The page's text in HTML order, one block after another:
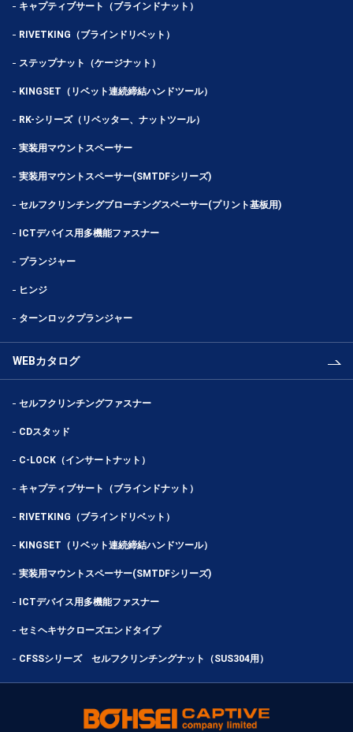
キャプティブサート（ブラインドナット）
RIVETKING（ブラインドリベット）
ステップナット（ケージナット）
KINGSET（リベット連続締結ハンドツール）
RK-シリーズ（リベッター、ナットツール）
実装用マウントスペーサー
実装用マウントスペーサー(SMTDFシリーズ)
セルフクリンチングブローチングスペーサー(プリント基板用)
ICTデバイス用多機能ファスナー
プランジャー
ヒンジ
ターンロックプランジャー
WEBカタログ
セルフクリンチングファスナー
CDスタッド
C-LOCK（インサートナット）
キャプティブサート（ブラインドナット）
RIVETKING（ブラインドリベット）
KINGSET（リベット連続締結ハンドツール）
実装用マウントスペーサー(SMTDFシリーズ)
ICTデバイス用多機能ファスナー
セミヘキサクローズエンドタイプ
CFSSシリーズ セルフクリンチングナット（SUS304用）